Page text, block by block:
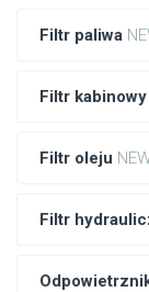
Filtr paliwa
Filtr kabinowy
Filtr oleju
Filtr